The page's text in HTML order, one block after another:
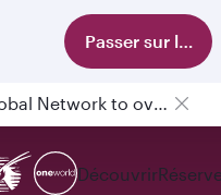
Passer sur
Qatar Airways Expands Global Network to over 160 Destinations
Découvrir